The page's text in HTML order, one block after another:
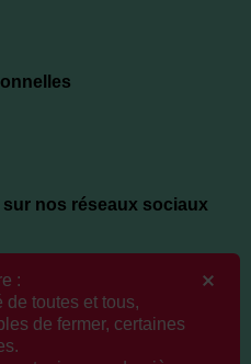
nos réseaux sociaux
:
de toutes et tous,
de fermer, certaines